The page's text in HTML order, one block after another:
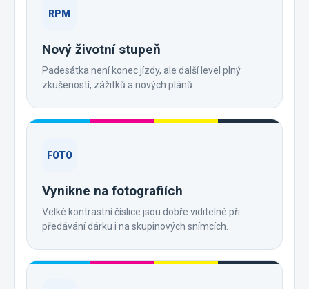
RPM
Nový životní stupeň
Padesátka není konec jízdy, ale další level plný
zkušeností, zážitků a nových plánů.
FOTO
Vynikne na fotografiích
Velké kontrastní číslice jsou dobře viditelné při
předávání dárku i na skupinových snímcích.